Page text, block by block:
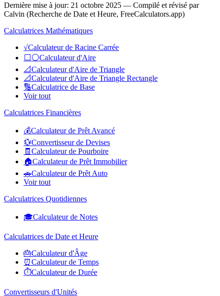
Dernière mise à jour: 21 octobre 2025 — Compilé et révisé par
Calvin (Recherche de Date et Heure, FreeCalculators.app)
Calculatrices Mathématiques
√Calculateur de Racine Carrée
⬜⚪Calculateur d'Aire
📐Calculateur d'Aire de Triangle
📐Calculateur d'Aire de Triangle Rectangle
🔢Calculatrice de Base
Voir tout
Calculatrices Financières
💰Calculateur de Prêt Avancé
💱Convertisseur de Devises
🧾 Calculateur de Pourboire
🏠Calculateur de Prêt Immobilier
🚗Calculateur de Prêt Auto
Voir tout
Calculatrices Quotidiennes
🎓Calculateur de Notes
Calculatrices de Date et Heure
🎂Calculateur d'Âge
⏰Calculateur de Temps
⏱️Calculateur de Durée
Convertisseurs d'Unités